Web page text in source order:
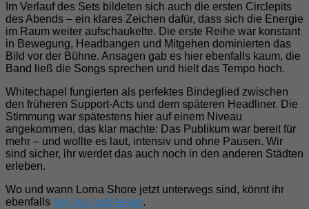
Im Verlauf des Sets bildeten sich auch die ersten Circlepits
des Abends – ein klares Zeichen dafür, dass sich die Energie
im Raum weiter aufschaukelte. Die erste Reihe war konstant
in Bewegung, Headbangen und Mitgehen dominierten das
Bild vor der Bühne. Ansagen gab es hier ebenfalls kaum, die
Band ließ die Songs sprechen und hielt das Tempo hoch.
Whitechapel fungierten als perfektes Bindeglied zwischen
den früheren Support-Acts und dem späteren Headliner. Die
Stimmung war spätestens hier auf einem Niveau
angekommen, das klar machte: Das Publikum war bereit für
mehr – und wollte es laut, intensiv und ohne Pausen. Wir
sind sicher, ihr werdet das auch noch in den anderen Städten
erleben.
Wo und wann Lorna Shore jetzt unterwegs sind, könnt ihr
ebenfalls bei uns nachlesen.